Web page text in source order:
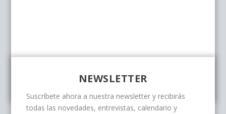
NEWSLETTER
Suscríbete ahora a nuestra newsletter y recibirás
todas las novedades, entrevistas, calendario y